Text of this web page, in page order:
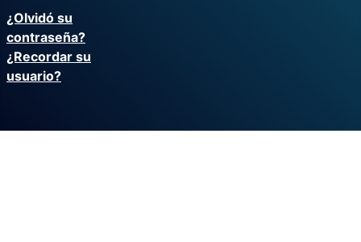
¿Olvidó su
contraseña?
¿Recordar su
usuario?